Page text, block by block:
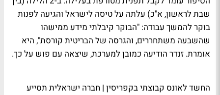
שבת לראשון, א"כ) עלתה על טיסה לישראל והגיעה לפנות
בוקר להמשך עבודה: "הבוקר קיבלתי מידע ממישהו
שהשבעה משתחררים, והגרסה של הבריטית קורסת", היא
אומרת. זנדר הודיעה כמובן למערכת, שיצאה עם פוש על כך.
החשד לאונס קבוצתי בקפריסין | חברה ישראלית תסייע